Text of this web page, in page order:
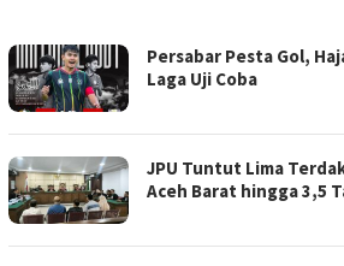
SUDUT
PENA
NEWS
–
SITUS
BERITA
TERKINI
DAN
TERPERCAYA
Persabar Pesta Gol,
Laga Uji Coba
JPU Tuntut Lima
Aceh Barat hingga 3,5